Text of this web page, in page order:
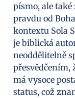
písmo, ale také
pravdu od
kontextu Sola
je biblická
neoddělitelně
přesvědčením,
má vysoce
status, což